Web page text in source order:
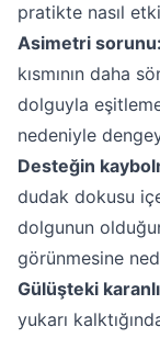
pratikte nasıl
Asimetri sorunu:
kısmının daha
dolguyla
nedeniyle
Desteğin
dudak dokusu
dolgunun
görünmesine
Gülüşteki
yukarı